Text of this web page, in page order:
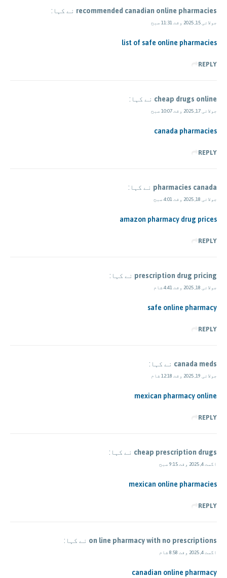
recommended canadian online pharmacies نے کہا:
جولائی 15, 2025 وقت 11:31 صبح
list of safe online pharmacies
REPLY
cheap drugs online نے کہا:
جولائی 17, 2025 وقت 10:07 صبح
canada pharmacies
REPLY
pharmacies canada نے کہا:
جولائی 18, 2025 وقت 4:01 صبح
amazon pharmacy drug prices
REPLY
prescription drug pricing نے کہا:
جولائی 18, 2025 وقت 4:41 شام
safe online pharmacy
REPLY
canada meds نے کہا:
جولائی 19, 2025 وقت 12:18 شام
mexican pharmacy online
REPLY
cheap prescription drugs نے کہا:
اگست 4, 2025 وقت 9:15 صبح
mexican online pharmacies
REPLY
on line pharmacy with no prescriptions نے کہا:
اگست 4, 2025 وقت 8:58 شام
canadian online pharmacy